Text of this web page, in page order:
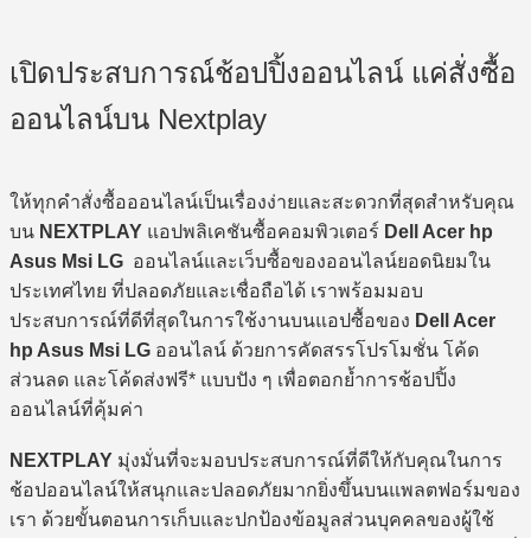
เปิดประสบการณ์ช้อปปิ้งออนไลน์ แค่สั่งซื้อ
ออนไลน์บน Nextplay
ให้ทุกคำสั่งซื้อออนไลน์เป็นเรื่องง่ายและสะดวกที่สุดสำหรับคุณ
บน NEXTPLAY แอปพลิเคชันซื้อคอมพิวเตอร์ Dell Acer hp
Asus Msi LG ออนไลน์และเว็บซื้อของออนไลน์ยอดนิยมใน
ประเทศไทย ที่ปลอดภัยและเชื่อถือได้ เราพร้อมมอบ
ประสบการณ์ที่ดีที่สุดในการใช้งานบนแอปซื้อของ Dell Acer
hp Asus Msi LG ออนไลน์ ด้วยการคัดสรรโปรโมชั่น โค้ด
ส่วนลด และโค้ดส่งฟรี* แบบปัง ๆ เพื่อตอกย้ำการช้อปปิ้ง
ออนไลน์ที่คุ้มค่า
NEXTPLAY มุ่งมั่นที่จะมอบประสบการณ์ที่ดีให้กับคุณในการ
ช้อปออนไลน์ให้สนุกและปลอดภัยมากยิ่งขึ้นบนแพลตฟอร์มของ
เรา ด้วยขั้นตอนการเก็บและปกป้องข้อมูลส่วนบุคคลของผู้ใช้